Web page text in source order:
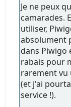
Je ne peux
camarades.
utiliser,
absolument
dans Piwigo
rabais pour
rarement vu
(et j'ai
service !).